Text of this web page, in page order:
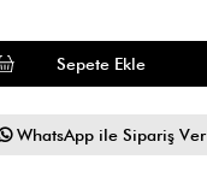
WhatsApp ile Sipariş Ver